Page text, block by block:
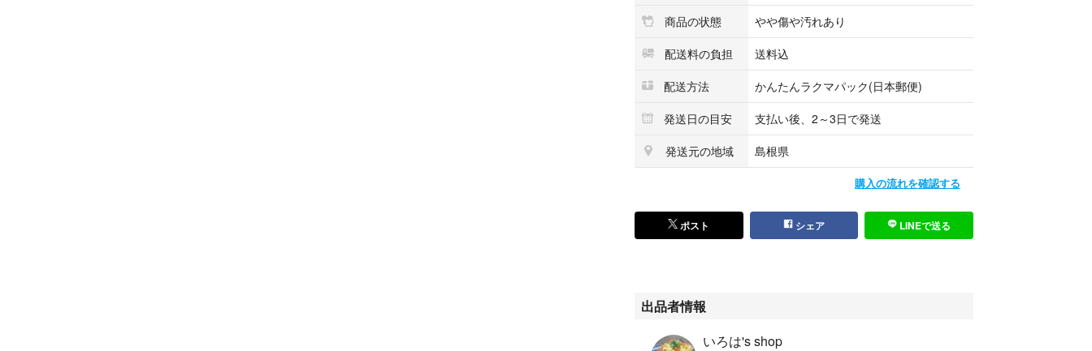
商品の状態
やや傷や汚れあり
配送料の負担
送料込
配送方法
かんたんラクマパック(日本郵便)
発送日の目安
支払い後、2～3日で発送
発送元の地域
島根県
購入の流れを確認する
ポスト シェア LINEで送る
出品者情報
いろは's shop